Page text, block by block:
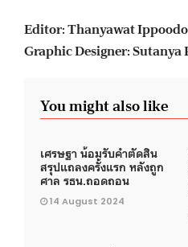
Editor: Thanyawat
Graphic Designer:
You might also like
เศรษฐา น้อมรับคำตัดสิน
สรุปแถลงครั้งแรก หลังถูก
ศาล รธน.ถอดถอน
14 August 2024